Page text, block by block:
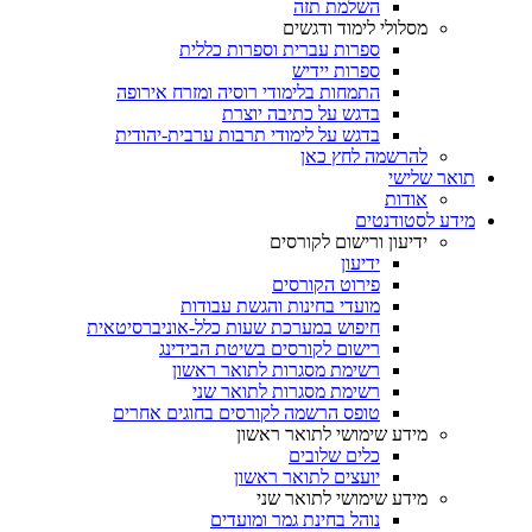
השלמת תזה
מסלולי לימוד ודגשים
ספרות עברית וספרות כללית
ספרות יידיש
התמחות בלימודי רוסיה ומזרח אירופה
בדגש על כתיבה יוצרת
בדגש על לימודי תרבות ערבית-יהודית
להרשמה לחץ כאן
תואר שלישי
אודות
מידע לסטודנטים
ידיעון ורישום לקורסים
ידיעון
פירוט הקורסים
מועדי בחינות והגשת עבודות
חיפוש במערכת שעות כלל-אוניברסיטאית
רישום לקורסים בשיטת הבידינג
רשימת מסגרות לתואר ראשון
רשימת מסגרות לתואר שני
טופס הרשמה לקורסים בחוגים אחרים
מידע שימושי לתואר ראשון
כלים שלובים
יועצים לתואר ראשון
מידע שימושי לתואר שני
נוהל בחינת גמר ומועדים